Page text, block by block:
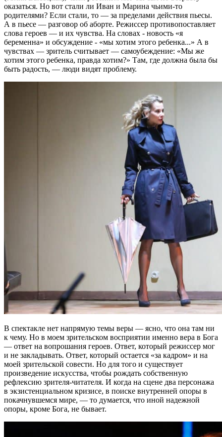
оказаться. Но вот стали ли Иван и Марина чьими-то
родителями? Если стали, то — за пределами действия пьесы.
А в пьесе — разговор об аборте. Режиссер противопоставляет
слова героев — и их чувства. На словах - новость «я
беременна» и обсуждение - «мы хотим этого ребенка...» А в
чувствах — зритель считывает — самоубеждение: «Мы же
хотим этого ребенка, правда хотим?» Там, где должна была бы
быть радость, — люди видят проблему.
В спектакле нет напрямую темы веры — ясно, что она там ни
к чему. Но в моем зрительском восприятии именно вера в Бога
— ответ на вопрошания героев. Ответ, который режиссер мог
и не закладывать. Ответ, который остается «за кадром» и на
моей зрительской совести. Но для того и существует
произведение искусства, чтобы рождать собственную
рефлексию зрителя-читателя. И когда на сцене два персонажа
в экзистенциальном кризисе, в поиске внутренней опоры в
покачнувшемся мире, — то думается, что иной надежной
опоры, кроме Бога, не бывает.